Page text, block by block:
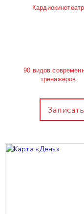
Кардиокинотеатр
90 видов
тренажёров